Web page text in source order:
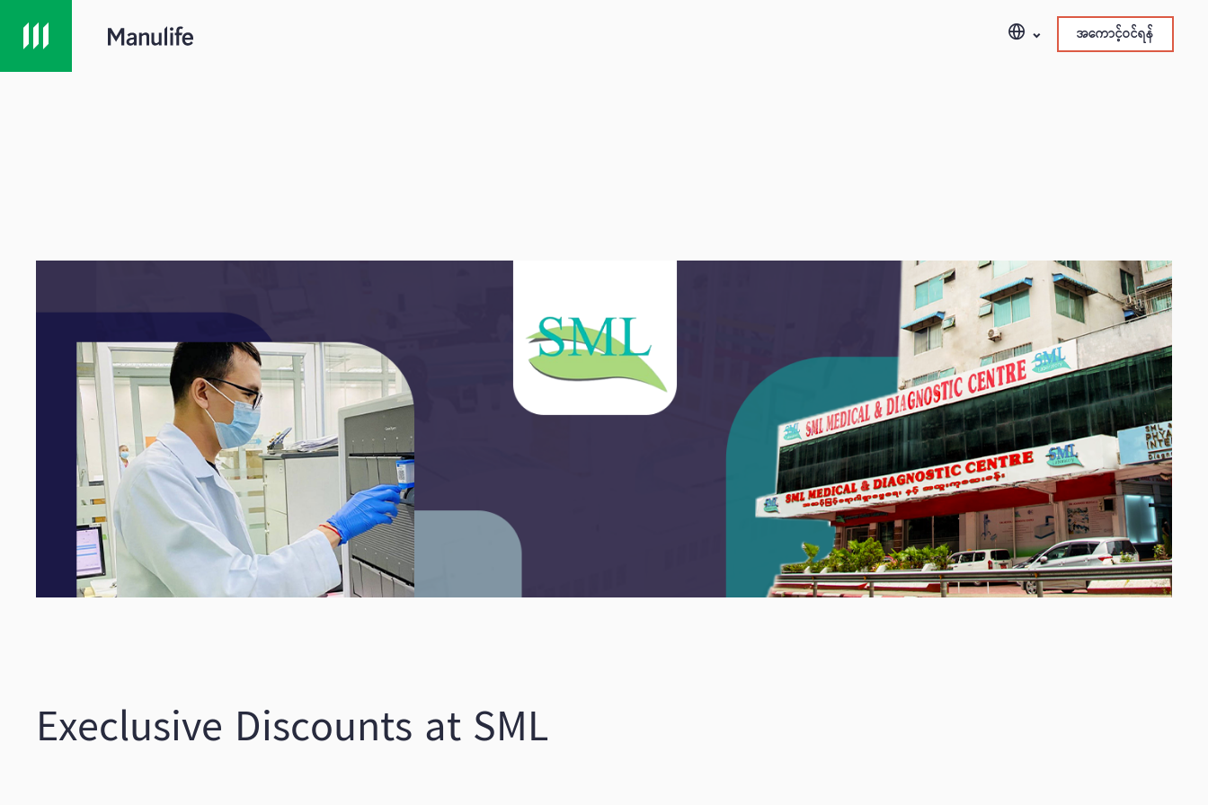
အကောင့်ဝင်ရန်
Execlusive Discounts at SML